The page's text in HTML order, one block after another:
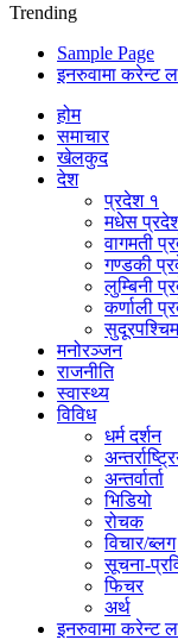
Trending
Sample Page
इनरुवामा करेन्ट
होम
समाचार
खेलकुद
देश
प्रदेश १
मधेस
वागमती
गण्डकी
लुम्बिनी
कर्णाली
मनोरञ्जन
राजनीति
स्वास्थ्य
विविध
धर्म दर्शन
अन्तर्वार्ता
भिडियो
रोचक
विचार/ब्लग
सूचना-
फिचर
अर्थ
इनरुवामा करेन्ट